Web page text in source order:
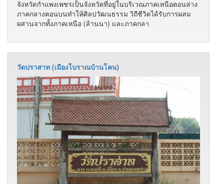
จังหวัดกำแพงเพชรเป็นจังหวัดที่อยู่ในบริเวณภาคเหนือตอนล่าง
ผสานจากทั้งภาคเหนือ (ล้านนา) และภาคกลา
วัดปราสาท (เมืองโบราณบ้านโคน)